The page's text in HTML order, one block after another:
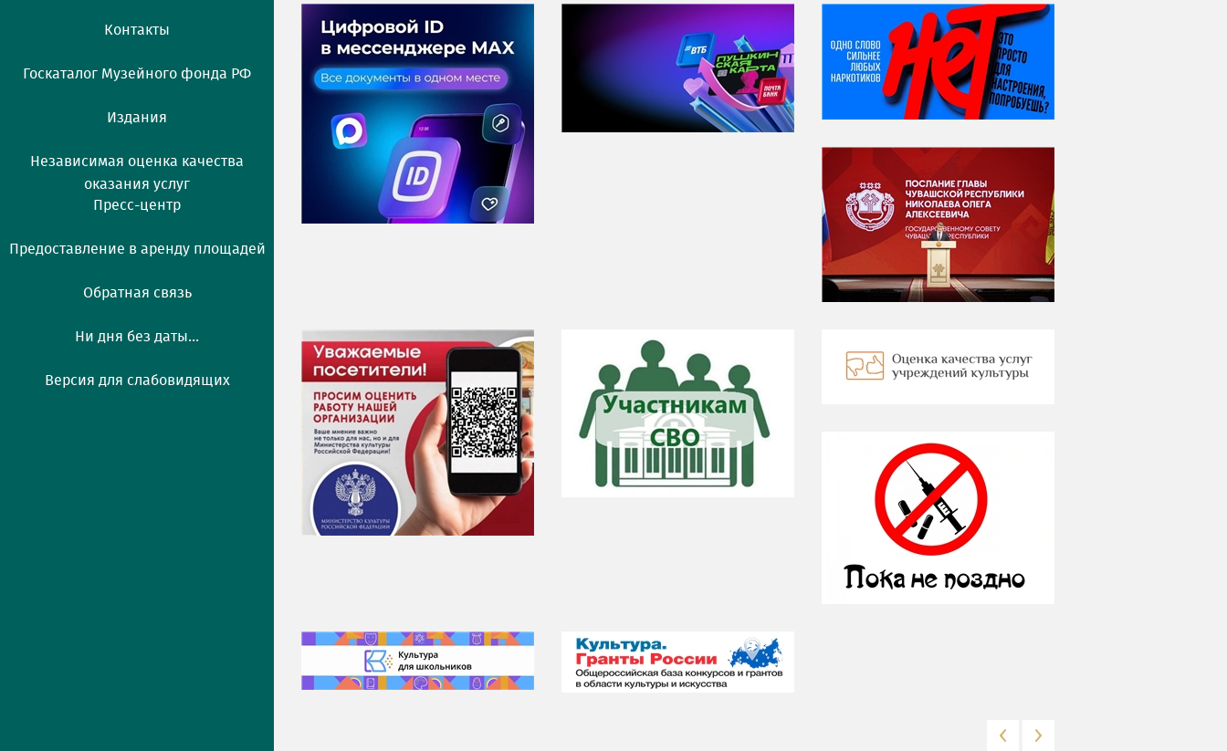
Контакты
Госкаталог Музейного фонда РФ
Издания
Независимая оценка качества
оказания услуг
Пресс-центр
Предоставление в аренду площадей
Обратная связь
Ни дня без даты...
Версия для слабовидящих
НИ ДНЯ БЕЗ ДАТЫ...
06 августа
Яков Яковлевич
Вебер